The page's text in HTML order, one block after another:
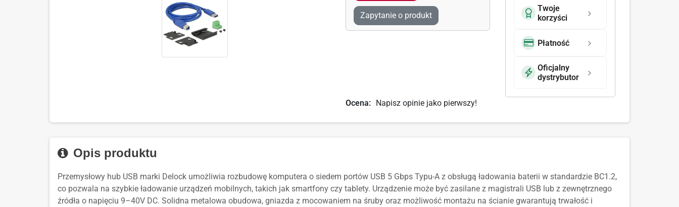
Zapytanie o produkt
Twoje
korzyści
Płatność
Oficjalny
dystrybutor
Ocena: Napisz opinie jako pierwszy!
Opis produktu
Przemysłowy hub USB marki Delock umożliwia rozbudowę komputera o siedem portów USB 5 Gbps Typu-A z obsługą ładowania baterii w standardzie BC1.2,
co pozwala na szybkie ładowanie urządzeń mobilnych, takich jak smartfony czy tablety. Urządzenie może być zasilane z magistrali USB lub z zewnętrznego
źródła o napięciu 9–40V DC. Solidna metalowa obudowa, gniazda z mocowaniem na śruby oraz możliwość montażu na ścianie gwarantują trwałość i